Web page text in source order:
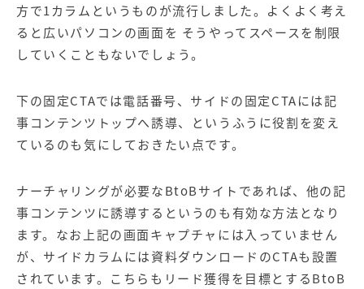
方で1カラムというものが流行しました。よくよく考え
ると広いパソコンの画面を そうやってスペースを制限
していくこともないでしょう。
下の固定CTAでは電話番号、サイドの固定CTAには記
事コンテンツトップへ誘導、というふうに役割を変え
ているのも気にしておきたい点です。
ナーチャリングが必要なBtoBサイトであれば、他の記
事コンテンツに誘導するというのも有効な方法となり
ます。なお上記の画面キャプチャには入っていません
が、サイドカラムには資料ダウンロードのCTAも設置
されています。こちらもリード獲得を目標とするBtoB